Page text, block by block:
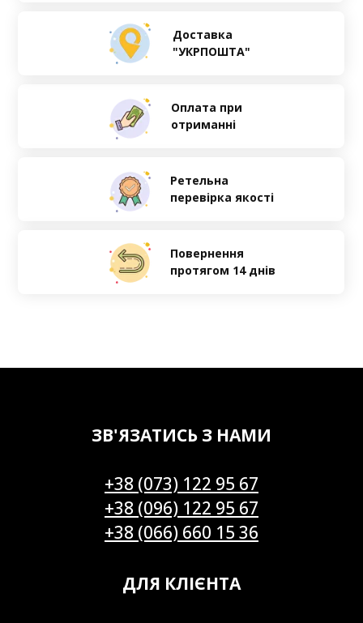
Оплата при
отриманні
Ретельна
перевірка якості
Доставка
"УКРПОШТА"
Повернення
протягом 14 днів
ЗВ'ЯЗАТИСЬ З НАМИ
+38 (073) 122 95 67
+38 (096) 122 95 67
+38 (066) 660 15 36
ДЛЯ КЛІЄНТА